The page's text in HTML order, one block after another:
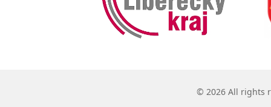
© 2026 All rights